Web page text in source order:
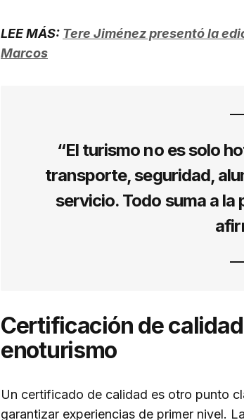
LEE MÁS: Tere Jiménez presentó la
Marcos
“El turismo no es solo
transporte, seguridad,
servicio. Todo suma a
Certificación de
enoturismo
Un certificado de calidad es otro punto
garantizar experiencias de primer nivel. La